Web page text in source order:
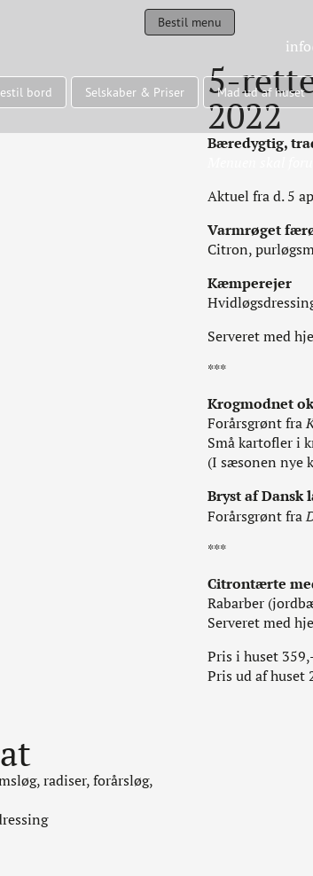
bord Selskaber & Priser Mad ud af huset
Bestil menu
5-
2022
Bæredygtig,
Aktuel fra d. 5
Varmrøget
Citron,
Kæmperejer
Serveret med
***
Krogmodnet
Forårsgrønt fra
Små kartofler i
(I sæsonen nye
Bryst af Dansk
Forårsgrønt fra
***
Citrontærte
Rabarber
Serveret med
Pris i huset
Pris ud af huset
radiser, forårsløg,